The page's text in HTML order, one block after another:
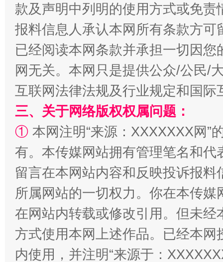
全民健身五年计划来了！等你上场
阿坝州三大球赛在茂县开幕 规模
款及声明中列明的使用方式或免责
报料信息人承认本网所有条款方
已经阅读本网条款并承担一切因
网无关。本网只是提供公众/公民/
互联网法律法规及行业规定和国
三、关于网络版权权属问题：
① 本网注明“来源：XXXXXXX网”
有。本传媒网站拥有管理笔名和
留言在本网站内容和反映投诉报
所属网站的一切权力。你在本传
在网站内转载或修改引用。但未
方式使用本网上述作品。已经本
内使用，并注明“来源于：